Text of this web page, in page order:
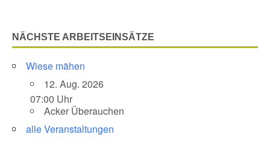
NÄCHSTE ARBEITSEINSÄTZE
Wiese mähen
12. Aug. 2026
07:00 Uhr
Acker Überauchen
alle Veranstaltungen